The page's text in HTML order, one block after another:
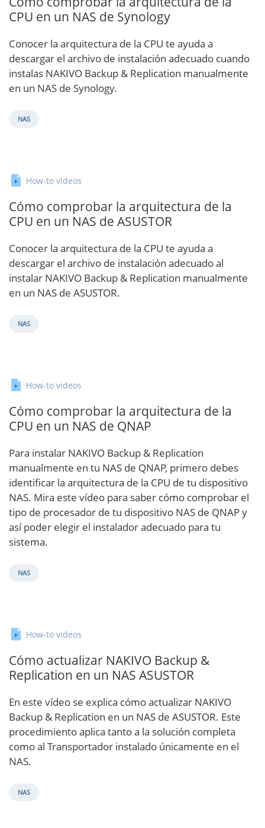
CPU en un NAS de Synology
Conocer la arquitectura de la CPU te ayuda a
descargar el archivo de instalación adecuado cuando
instalas NAKIVO Backup & Replication manualmente
en un NAS de Synology.
NAS
How-to videos
Cómo comprobar la arquitectura de la
CPU en un NAS de ASUSTOR
Conocer la arquitectura de la CPU te ayuda a
descargar el archivo de instalación adecuado al
instalar NAKIVO Backup & Replication manualmente
en un NAS de ASUSTOR.
NAS
How-to videos
Cómo comprobar la arquitectura de la
CPU en un NAS de QNAP
Para instalar NAKIVO Backup & Replication
manualmente en tu NAS de QNAP, primero debes
identificar la arquitectura de la CPU de tu dispositivo
NAS. Mira este vídeo para saber cómo comprobar el
tipo de procesador de tu dispositivo NAS de QNAP y
así poder elegir el instalador adecuado para tu
sistema.
NAS
How-to videos
Cómo actualizar NAKIVO Backup &
Replication en un NAS ASUSTOR
En este vídeo se explica cómo actualizar NAKIVO
Backup & Replication en un NAS de ASUSTOR. Este
procedimiento aplica tanto a la solución completa
como al Transportador instalado únicamente en el
NAS.
NAS